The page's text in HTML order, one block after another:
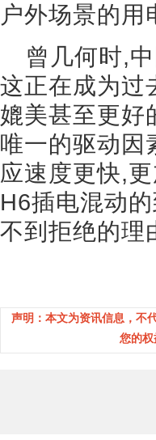
户外场景的用
曾几何时,
这正在成为过
媲美甚至更好
唯一的驱动因
应速度更快,
H6插电混动
不到拒绝的理
声明：本文为资讯信息，不
您的